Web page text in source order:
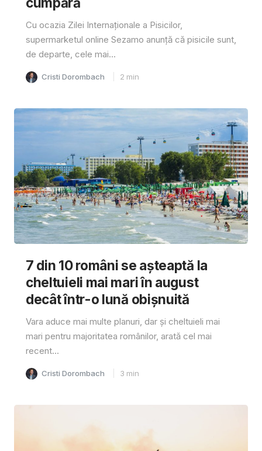
Cu ocazia Zilei Internaționale a Pisicilor,
supermarketul online Sezamo anunță că pisicile sunt,
de departe, cele mai...
Cristi Dorombach 2 min
7 din 10 români se așteaptă la
cheltuieli mai mari în august
decât într-o lună obișnuită
Vara aduce mai multe planuri, dar și cheltuieli mai
mari pentru majoritatea românilor, arată cel mai
recent...
Cristi Dorombach 3 min